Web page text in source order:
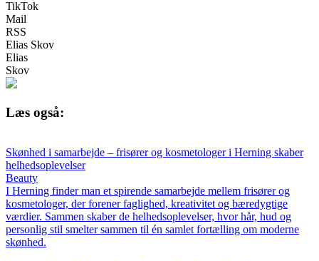
TikTok
Mail
RSS
Elias Skov
Elias
Skov
Læs også:
Skønhed i samarbejde – frisører og kosmetologer i Herning skaber
helhedsoplevelser
Beauty
I Herning finder man et spirende samarbejde mellem frisører og
kosmetologer, der forener faglighed, kreativitet og bæredygtige
værdier. Sammen skaber de helhedsoplevelser, hvor hår, hud og
personlig stil smelter sammen til én samlet fortælling om moderne
skønhed.